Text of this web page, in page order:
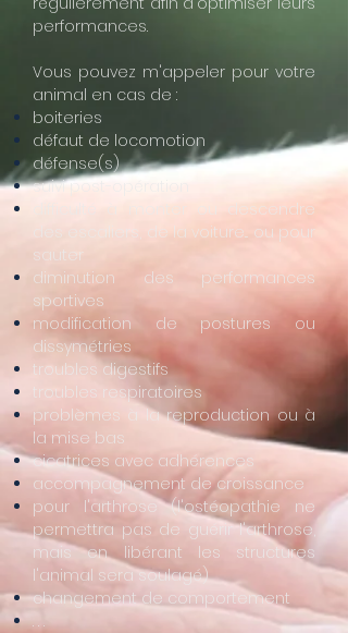
performances.
Vous pouvez m'appeler pour votre
animal en cas de :
boiteries
défaut de locomotion
défense(s)
suivi post-opération
difficulté à monter ou descendre
des escaliers, de la voiture... ou pour
sauter
diminution des performances
sportives
modification de postures ou
dissymétries
troubles digestifs
troubles respiratoires
problèmes à la reproduction ou à
la mise bas
cicatrices avec adhérences
accompagnement de croissance
pour l'arthrose (l'ostéopathie ne
permettra pas de guérir l'arthrose,
mais en libérant les structures
l'animal sera soulagé)
changement de comportement
. . .